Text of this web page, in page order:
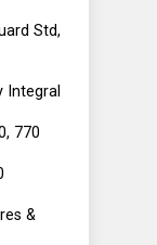
Std,
Integral
770
&